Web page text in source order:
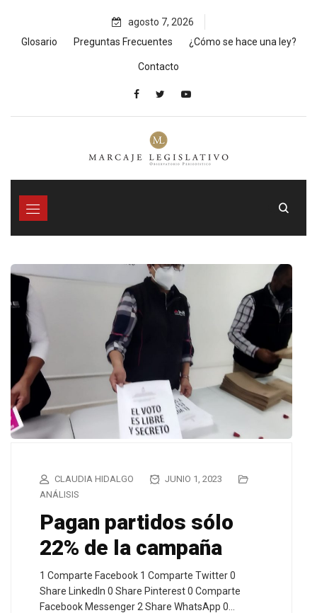
content
agosto 7, 2026
Glosario
Preguntas Frecuentes ¿Cómo se hace una ley?
Contacto
CLAUDIA HIDALGO
JUNIO 1, 2023
ANÁLISIS
Pagan partidos sólo
22% de la campaña
1 Comparte Facebook 1 Comparte Twitter 0
Share LinkedIn 0 Share Pinterest 0 Comparte
Facebook Messenger 2 Share WhatsApp 0…